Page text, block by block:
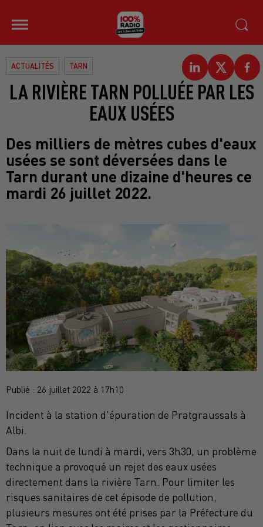
ACTUALITÉS TARN
LA RIVIÈRE TARN POLLUÉE PAR LES
EAUX USÉES
Des milliers de mètres cubes d'eaux
usées se sont déversées dans le
Tarn durant une dizaine d'heures ce
mardi 26 juillet 2022.
Publié : 26 juillet 2022 à 17h10
Incident à la station d'épuration de Pratgraussals à
Albi.
Dans la nuit de lundi à mardi, vers 3h30, un problème
technique a provoqué un rejet des eaux usées
directement dans la rivière Tarn. Pour limiter les
risques sanitaires de cet épisode de pollution,
plusieurs mesures ont été prises par la Préfecture du